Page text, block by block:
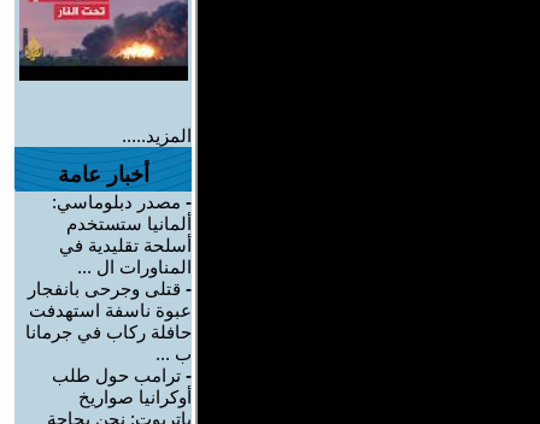
المزيد.....
أخبار عامة
- مصدر دبلوماسي:
ألمانيا ستستخدم
أسلحة تقليدية في
المناورات ال ...
- قتلى وجرحى بانفجار
عبوة ناسفة استهدفت
حافلة ركاب في جرمانا
ب ...
- ترامب حول طلب
أوكرانيا صواريخ
باتريوت: نحن بحاجة